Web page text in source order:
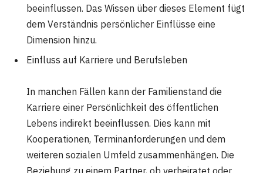
beeinflussen. Das Wissen über dieses Element fügt
dem Verständnis persönlicher Einflüsse eine
Dimension hinzu.
Einfluss auf Karriere und Berufsleben
In manchen Fällen kann der Familienstand die
Karriere einer Persönlichkeit des öffentlichen
Lebens indirekt beeinflussen. Dies kann mit
Kooperationen, Terminanforderungen und dem
weiteren sozialen Umfeld zusammenhängen. Die